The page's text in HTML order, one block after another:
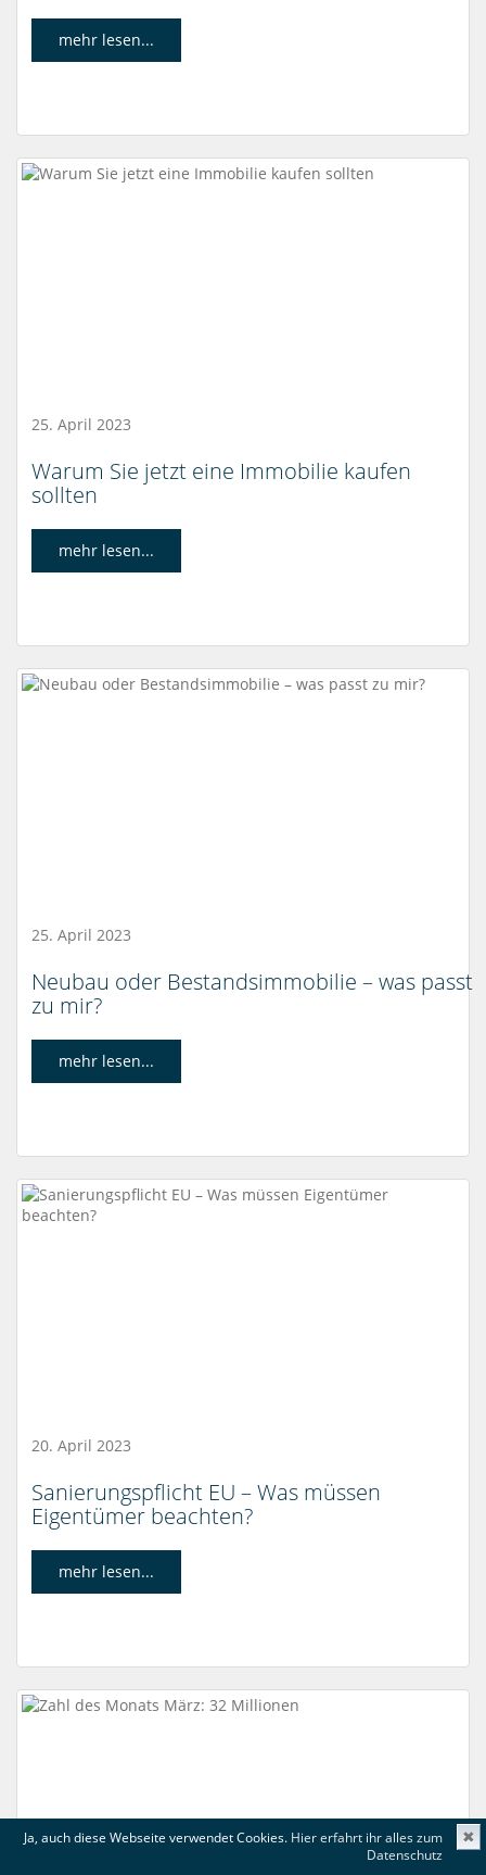
Ja, auch diese Webseite verwendet Cookies. Hier erfahrt ihr alles zum
Datenschutz
✖
mehr lesen...
25. April 2023
Warum Sie jetzt eine Immobilie kaufen
sollten
mehr lesen...
25. April 2023
Neubau oder Bestandsimmobilie – was passt
zu mir?
mehr lesen...
20. April 2023
Sanierungspflicht EU – Was müssen
Eigentümer beachten?
mehr lesen...